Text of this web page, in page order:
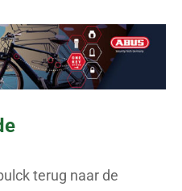
terug naar de